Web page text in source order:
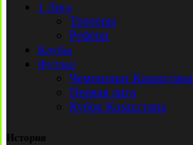
1 Лига
Тренеры
Рефери
Клубы
Футзал
Чемпионат Казахстана
Первая лига
Кубок Казахстана
История